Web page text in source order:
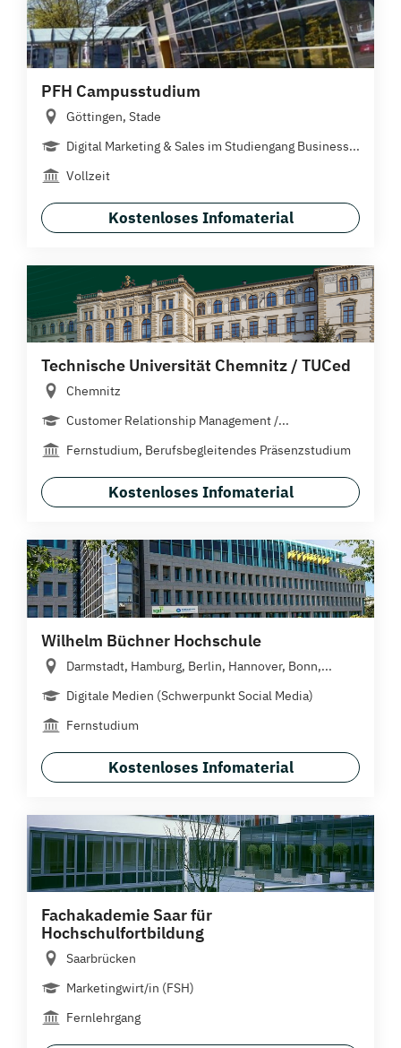
PFH Campusstudium
Göttingen, Stade
Digital Marketing & Sales im Studiengang Business...
Vollzeit
Kostenloses Infomaterial
Technische Universität Chemnitz / TUCed
Chemnitz
Customer Relationship Management /...
Fernstudium, Berufsbegleitendes Präsenzstudium
Kostenloses Infomaterial
Wilhelm Büchner Hochschule
Darmstadt, Hamburg, Berlin, Hannover, Bonn,...
Digitale Medien (Schwerpunkt Social Media)
Fernstudium
Kostenloses Infomaterial
Fachakademie Saar für
Hochschulfortbildung
Saarbrücken
Marketingwirt/in (FSH)
Fernlehrgang